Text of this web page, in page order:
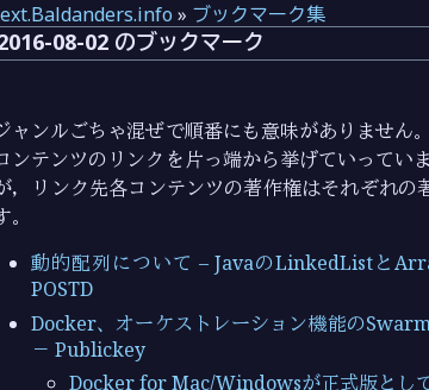
» ブックマーク集
08-02 のブックマーク
ャンルごちゃ混ぜで順番にも意味がありません
ンテンツのリンクを片っ端から挙げていってい
，リンク先各コンテンツの著作権はそれぞれの
。
動的配列について – JavaのLinkedListと
POSTD
Docker、オーケストレーション機能の
－ Publickey
Docker for Mac/Windowsが正式版とし